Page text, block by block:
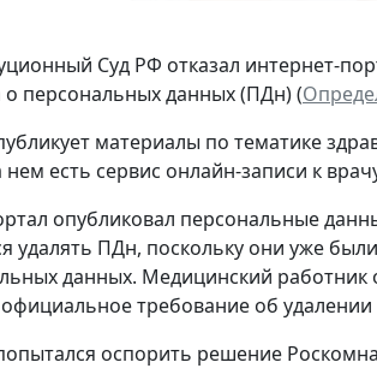
Суд РФ отказал интернет-
о персональных данных (ПДн) (
материалы по тематике
нем есть сервис онлайн-записи к
опубликовал персональные
удалять ПДн, поскольку они уже
данных. Медицинский
требование об
оспорить решение